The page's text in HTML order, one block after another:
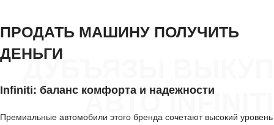
ДУБЪЯЗЫ ВЫКУП
АВТО INFINITI
ПРОДАТЬ МАШИНУ ПОЛУЧИТЬ
ДЕНЬГИ
Infiniti: баланс комфорта и надежности
Премиальные автомобили этого бренда сочетают высокий уровень